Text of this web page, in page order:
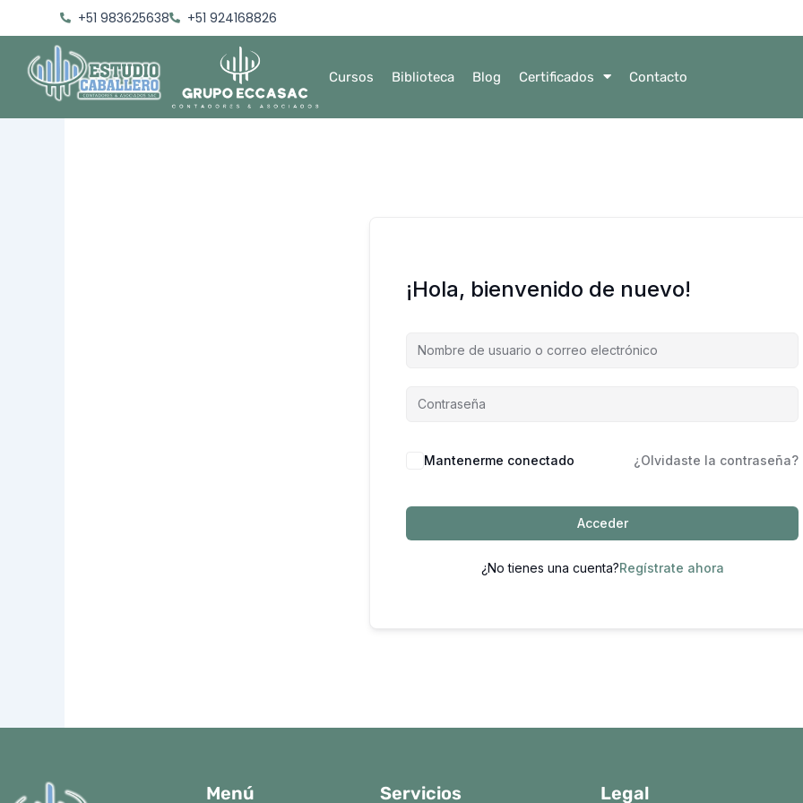
al
contenido
+51 983625638 +51 924168826
Cursos Biblioteca Blog Certificados Contacto
¡Hola, bienvenido de nuevo!
Mantenerme conectado ¿Olvidaste la contraseña?
Acceder
¿No tienes una cuenta?Regístrate ahora
Menú Servicios Legal